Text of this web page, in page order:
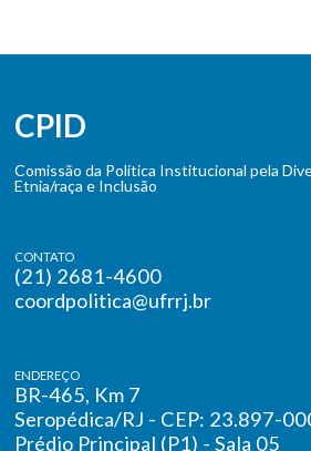
CPID
Comissão da Política Institucional pela
Etnia/raça e Inclusão
CONTATO
(21) 2681-4600
coordpolitica@ufrrj.br
ENDEREÇO
BR-465, Km 7
Seropédica/RJ - CEP: 23.897-
Prédio Principal (P1) - Sala 05